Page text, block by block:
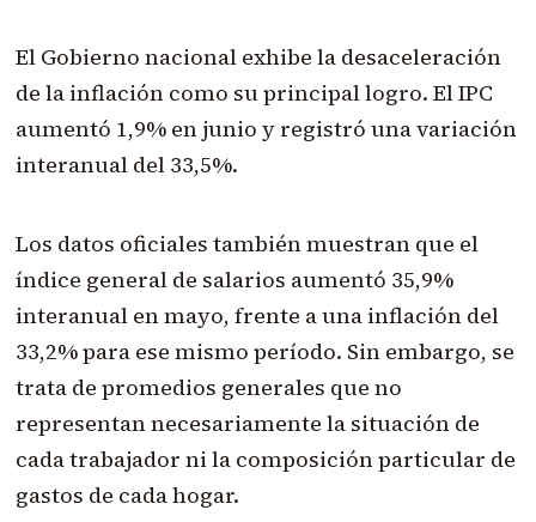
El Gobierno nacional exhibe la desaceleración
de la inflación como su principal logro. El IPC
aumentó 1,9% en junio y registró una variación
interanual del 33,5%.
Los datos oficiales también muestran que el
índice general de salarios aumentó 35,9%
interanual en mayo, frente a una inflación del
33,2% para ese mismo período. Sin embargo, se
trata de promedios generales que no
representan necesariamente la situación de
cada trabajador ni la composición particular de
gastos de cada hogar.